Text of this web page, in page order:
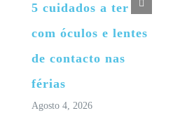
5 cuidados a ter
com óculos e lentes
de contacto nas
férias
Agosto 4, 2026